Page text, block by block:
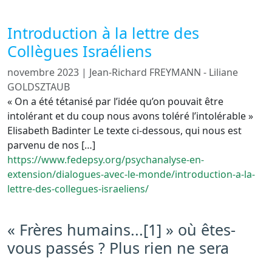
Introduction à la lettre des
Collègues Israéliens
novembre 2023 | Jean-Richard FREYMANN - Liliane
GOLDSZTAUB
« On a été tétanisé par l’idée qu’on pouvait être
intolérant et du coup nous avons toléré l’intolérable »
Elisabeth Badinter Le texte ci-dessous, qui nous est
parvenu de nos […]
https://www.fedepsy.org/psychanalyse-en-
extension/dialogues-avec-le-monde/introduction-a-la-
lettre-des-collegues-israeliens/
« Frères humains...[1] » où êtes-
vous passés ? Plus rien ne sera